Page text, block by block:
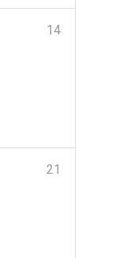
14
21